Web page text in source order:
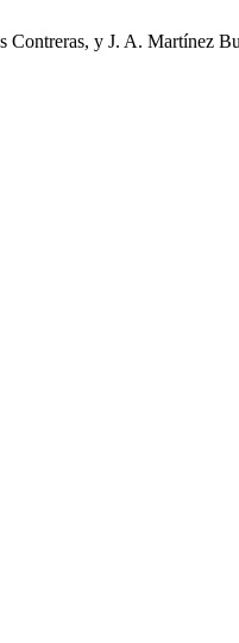
Contreras, y J. A. Martínez